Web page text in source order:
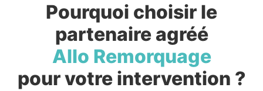
Pourquoi choisir le
partenaire agréé
Allo Remorquage
pour votre intervention ?